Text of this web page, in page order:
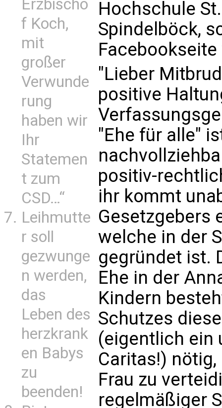
Erzbischo
f Koch,
mit
großer
Verwunde
rung
haben wir
Ihr
Statemen
t zum
CSD…“
Leihmutte
r soll
gezwunge
n werden,
das
Leben des
herzkrank
en Babys
zu
beenden!
Hochschule
Spindelböck,
"Lieber
positive
"Ehe für alle"
positiv-
ihr kommt
Gesetzgebers
welche in der
gegründet ist.
Ehe in der
Kindern
Schutzes
(eigentlich ein
Caritas!)
Frau zu
regelmäßiger